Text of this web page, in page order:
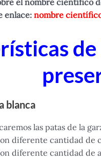
el nombre científico
enlace: nombre
de
blanca
las patas de la
diferente cantidad de
diferente cantidad